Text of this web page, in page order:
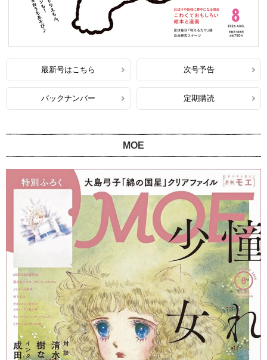
最新号はこちら 次号予告
バックナンバー 定期購読
MOE